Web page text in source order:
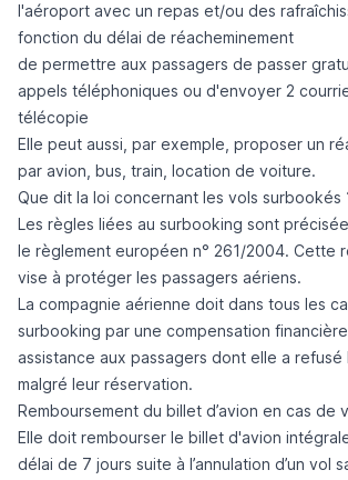
l'aéroport avec un repas et/ou des
fonction du délai de réacheminement
de permettre aux passagers de passer
appels téléphoniques ou d'envoyer 2
télécopie
Elle peut aussi, par exemple, proposer un
par avion, bus, train, location de voiture.
Que dit la loi concernant les vols surbookés
Les règles liées au surbooking sont
le règlement européen n° 261/2004. Cette
vise à protéger les passagers aériens.
La compagnie aérienne doit dans tous les
surbooking par une compensation
assistance aux passagers dont elle a refusé
malgré leur réservation.
Remboursement du billet d’avion en cas de
Elle doit rembourser le billet d'avion
délai de 7 jours suite à l’annulation d’un vol